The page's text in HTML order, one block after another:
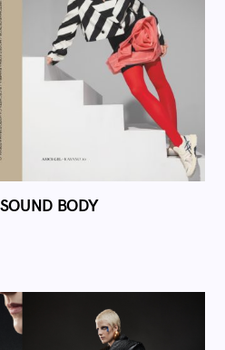
BODY